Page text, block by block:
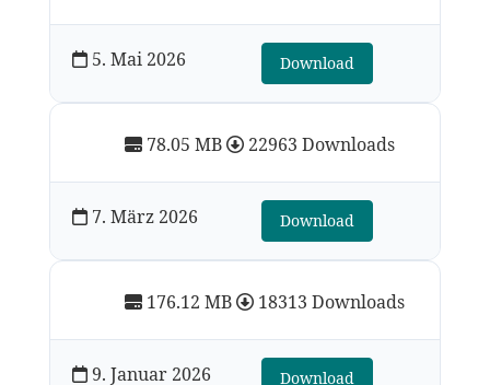
5. Mai 2026 Download
78.05 MB 22963 Downloads
7. März 2026 Download
176.12 MB 18313 Downloads
9. Januar 2026 Download